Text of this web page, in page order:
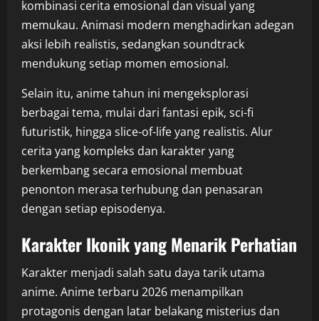
kombinasi cerita emosional dan visual yang
memukau. Animasi modern menghadirkan adegan
aksi lebih realistis, sedangkan soundtrack
mendukung setiap momen emosional.
Selain itu, anime tahun ini mengeksplorasi
berbagai tema, mulai dari fantasi epik, sci-fi
futuristik, hingga slice-of-life yang realistis. Alur
cerita yang kompleks dan karakter yang
berkembang secara emosional membuat
penonton merasa terhubung dan penasaran
dengan setiap episodenya.
Karakter Ikonik yang Menarik Perhatian
Karakter menjadi salah satu daya tarik utama
anime. Anime terbaru 2026 menampilkan
protagonis dengan latar belakang misterius dan